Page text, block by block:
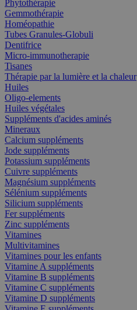
Phytothérapie
Gemmothérapie
Homéopathie
Tubes Granules-Globuli
Dentifrice
Micro-immunotherapie
Tisanes
Thérapie par la lumière et la chaleur
Huiles
Oligo-elements
Huiles végétales
Suppléments d'acides aminés
Mineraux
Calcium suppléments
Jode suppléments
Potassium suppléments
Cuivre suppléments
Magnésium suppléments
Sélénium suppléments
Silicium suppléments
Fer suppléments
Zinc suppléments
Vitamines
Multivitamines
Vitamines pour les enfants
Vitamine A suppléments
Vitamine B suppléments
Vitamine C suppléments
Vitamine D suppléments